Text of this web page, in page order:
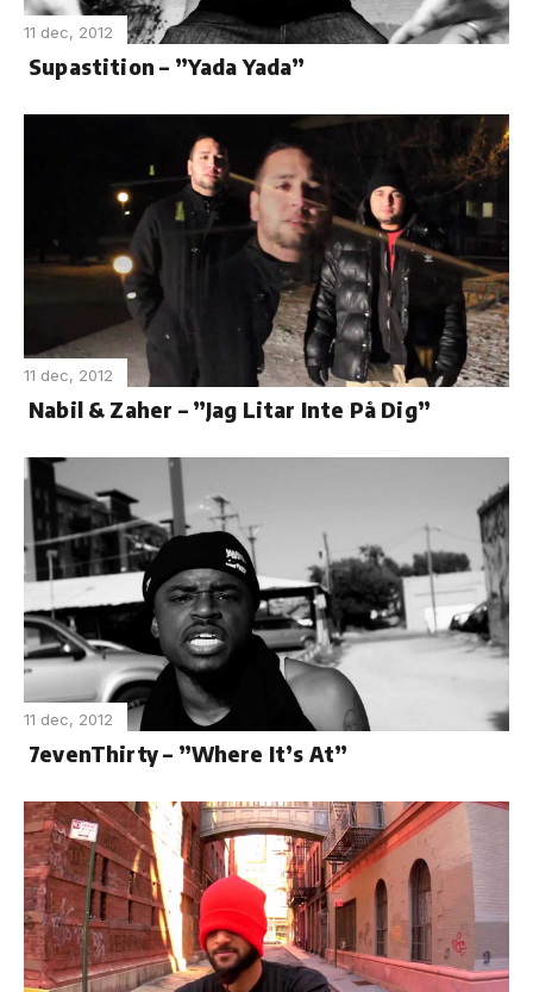
11 dec, 2012
Supastition – ”Yada Yada”
11 dec, 2012
Nabil & Zaher – ”Jag Litar Inte På Dig”
11 dec, 2012
7evenThirty – ”Where It’s At”